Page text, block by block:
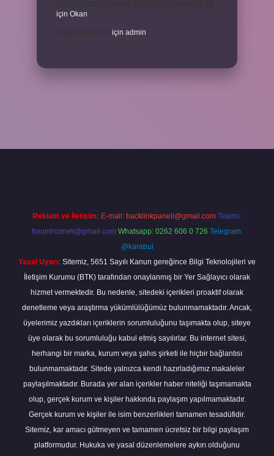
için Okan
için admin
Reklam ve İletişim: E-mail: backlinkpaneli@gmail.com Teams:
forumhizmeti@gmail.com Whatsapp: 0262 606 0 726 Telegram:
@karabul
Yasal Uyarı: Sitemiz, 5651 Sayılı Kanun gereğince Bilgi Teknolojileri ve
İletişim Kurumu (BTK) tarafından onaylanmış bir Yer Sağlayıcı olarak
hizmet vermektedir. Bu nedenle, sitedeki içerikleri proaktif olarak
denetleme veya araştırma yükümlülüğümüz bulunmamaktadır. Ancak,
üyelerimiz yazdıkları içeriklerin sorumluluğunu taşımakta olup, siteye
üye olarak bu sorumluluğu kabul etmiş sayılırlar. Bu internet sitesi,
herhangi bir marka, kurum veya şahıs şirketi ile hiçbir bağlantısı
bulunmamaktadır. Sitede yalnızca kendi hazırladığımız makaleler
paylaşılmaktadır. Burada yer alan içerikler haber niteliği taşımamakta
olup, gerçek kurum ve kişiler hakkında paylaşım yapılmamaktadır.
Gerçek kurum ve kişiler ile isim benzerlikleri tamamen tesadüfidir.
Sitemiz, kar amacı gütmeyen ve tamamen ücretsiz bir bilgi paylaşım
platformudur. Hukuka ve yasal düzenlemelere aykırı olduğunu